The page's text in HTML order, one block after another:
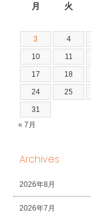
月 火
3 4
10 11
17 18
24 25
31
« 7月
Archives
2026年8月
2026年7月